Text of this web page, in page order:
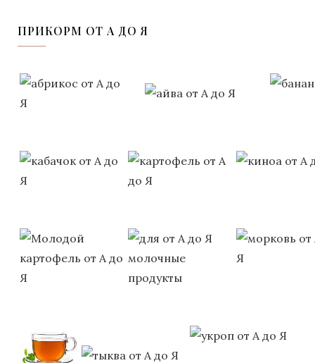
ПРИКОРМ ОТ А ДО Я